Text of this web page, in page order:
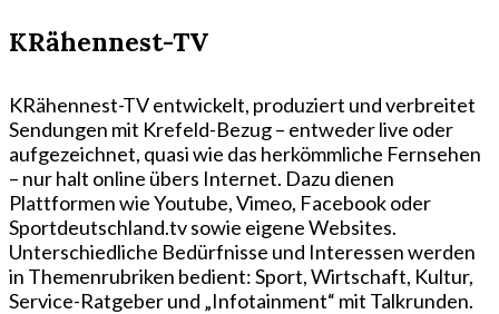
KRähennest-TV
KRähennest-TV entwickelt, produziert und verbreitet
Sendungen mit Krefeld-Bezug – entweder live oder
aufgezeichnet, quasi wie das herkömmliche Fernsehen
– nur halt online übers Internet. Dazu dienen
Plattformen wie Youtube, Vimeo, Facebook oder
Sportdeutschland.tv sowie eigene Websites.
Unterschiedliche Bedürfnisse und Interessen werden
in Themenrubriken bedient: Sport, Wirtschaft, Kultur,
Service-Ratgeber und „Infotainment“ mit Talkrunden.